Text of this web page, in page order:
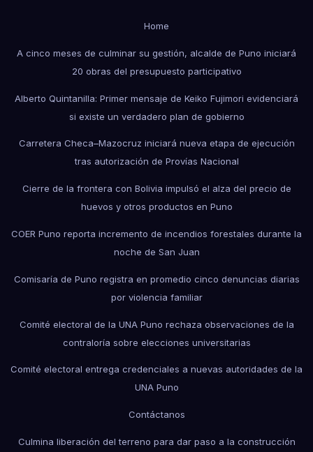
Home
A cinco meses de culminar su gestión, alcalde de Puno iniciará
20 obras del presupuesto participativo
Alberto Quintanilla: Primer mensaje de Keiko Fujimori evidenciará
si existe un verdadero plan de gobierno
Carretera Checa–Mazocruz iniciará nueva etapa de ejecución
tras autorización de Provías Nacional
Cierre de la frontera con Bolivia impulsó el alza del precio de
huevos y otros productos en Puno
COER Puno reporta incremento de incendios forestales durante la
noche de San Juan
Comisaría de Puno registra en promedio cinco denuncias diarias
por violencia familiar
Comité electoral de la UNA Puno rechaza observaciones de la
contraloría sobre elecciones universitarias
Comité electoral entrega credenciales a nuevas autoridades de la
UNA Puno
Contáctanos
Culmina liberación del terreno para dar paso a la construcción